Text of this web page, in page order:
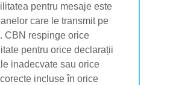
pentru mesaje este
care le transmit pe
CBN respinge orice
pentru orice declarații
inadecvate sau orice
incluse în orice